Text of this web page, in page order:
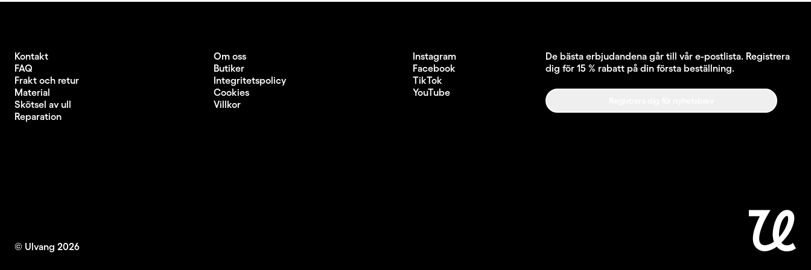
Kontakt
FAQ
Frakt och retur
Material
Skötsel av ull
Reparation
Om oss
Butiker
Integritetspolicy
Cookies
Villkor
Instagram
Facebook
TikTok
YouTube
De bästa erbjudandena går till vår e-postlista. Registrera
dig för 15 % rabatt på din första beställning.
© Ulvang 2026